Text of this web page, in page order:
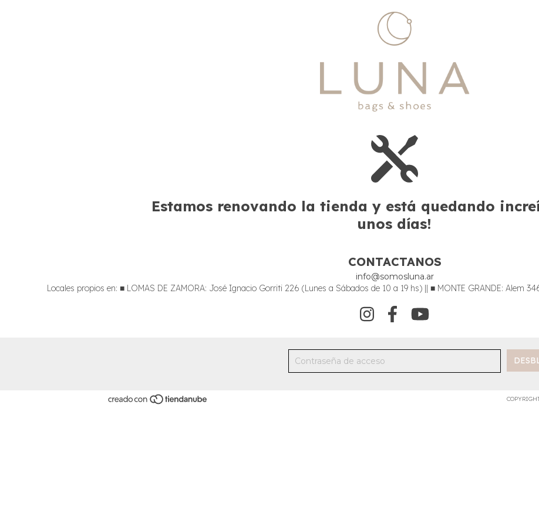
Estamos renovando la tienda y está quedando
unos días!
CONTACTANOS
info@somosluna.ar
Locales propios en: ■ LOMAS DE ZAMORA: José Ignacio Gorriti 226 (Lunes a Sábados de 10 a 19 hs) || ■ MONTE GRANDE: Alem